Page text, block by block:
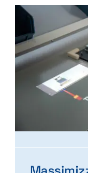
Programma una
Contatti
Careers